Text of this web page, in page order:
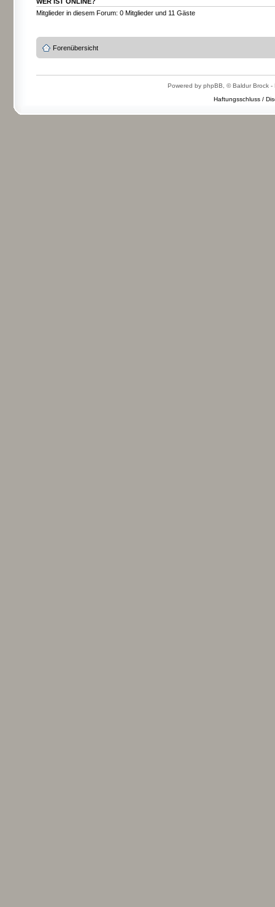
Mitglieder in diesem Forum: 0 Mitglieder und 11 Gäste
Forenübersicht
Powered by phpBB, © Baldur Brock -
Haftungsschluss /